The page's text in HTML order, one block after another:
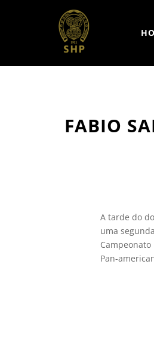
FABIO
A tarde do
uma
Pan-